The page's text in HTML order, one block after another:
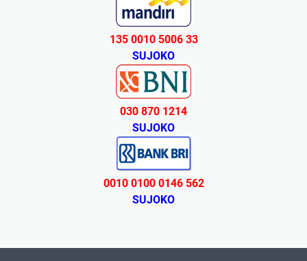
135 0010 5006 33
SUJOKO
030 870 1214
SUJOKO
0010 0100 0146 562
SUJOKO